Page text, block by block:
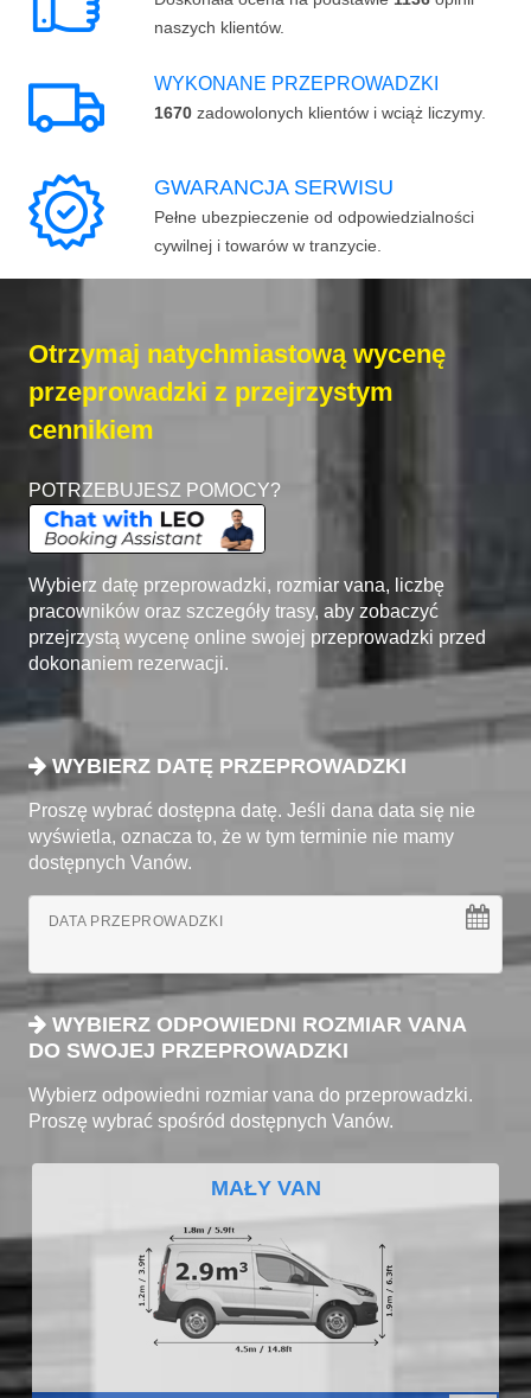
naszych klientów.
WYKONANE PRZEPROWADZKI
1670 zadowolonych klientów i wciąż liczymy.
GWARANCJA SERWISU
Pełne ubezpieczenie od odpowiedzialności
cywilnej i towarów w tranzycie.
Otrzymaj natychmiastową wycenę
przeprowadzki z przejrzystym
cennikiem
POTRZEBUJESZ POMOCY?
Wybierz datę przeprowadzki, rozmiar vana, liczbę
pracowników oraz szczegóły trasy, aby zobaczyć
przejrzystą wycenę online swojej przeprowadzki przed
dokonaniem rezerwacji.
WYBIERZ DATĘ PRZEPROWADZKI
Proszę wybrać dostępna datę. Jeśli dana data się nie
wyświetla, oznacza to, że w tym terminie nie mamy
dostępnych Vanów.
DATA PRZEPROWADZKI
WYBIERZ ODPOWIEDNI ROZMIAR VANA
DO SWOJEJ PRZEPROWADZKI
Wybierz odpowiedni rozmiar vana do przeprowadzki.
Proszę wybrać spośród dostępnych Vanów.
MAŁY VAN